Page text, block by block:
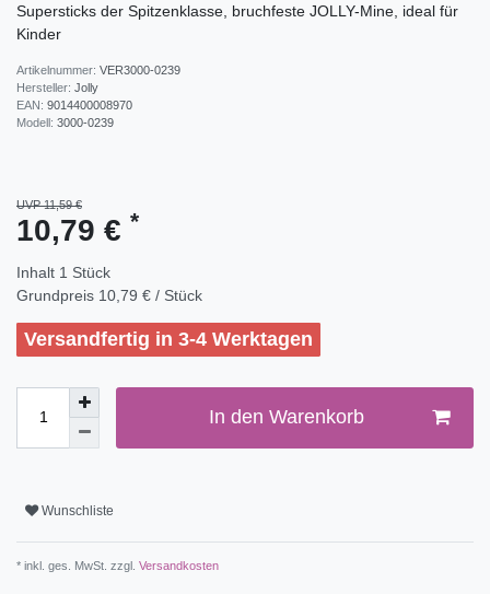
Supersticks der Spitzenklasse, bruchfeste JOLLY-Mine, ideal für
Kinder
Artikelnummer: VER3000-0239
Hersteller: Jolly
EAN: 9014400008970
Modell: 3000-0239
UVP 11,59 €
10,79 € *
Inhalt 1 Stück
Grundpreis 10,79 € / Stück
Versandfertig in 3-4 Werktagen
In den Warenkorb
Wunschliste
* inkl. ges. MwSt. zzgl. Versandkosten